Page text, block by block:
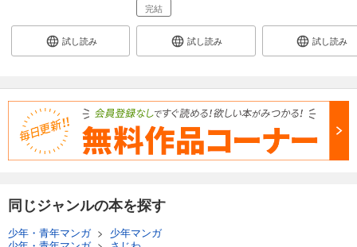
試し読み
完結
試し読み 試し読み
同じジャンルの本を探す
少年・青年マンガ> 少年マンガ